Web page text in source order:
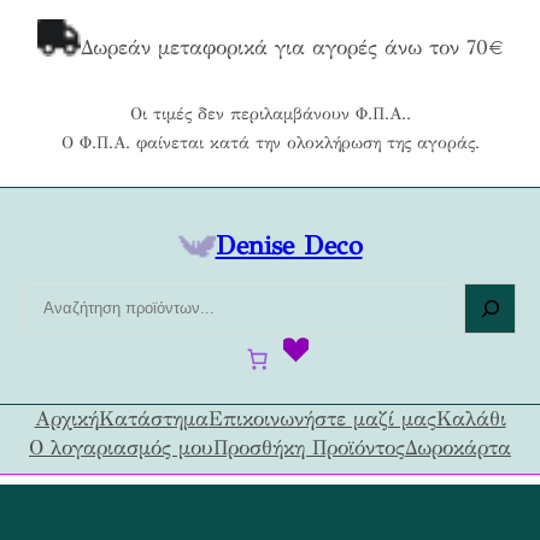
Δωρεάν μεταφορικά για αγορές άνω τον 70€
Οι τιμές δεν περιλαμβάνουν Φ.Π.Α..
Ο Φ.Π.Α. φαίνεται κατά την ολοκλήρωση της αγοράς.
Denise Deco
ή
τ
η
ΑρχικήΚατάστημαΕπικοινωνήστε μαζί μαςΚαλάθι
Ο λογαριασμός μουΠροσθήκη ΠροϊόντοςΔωροκάρτα